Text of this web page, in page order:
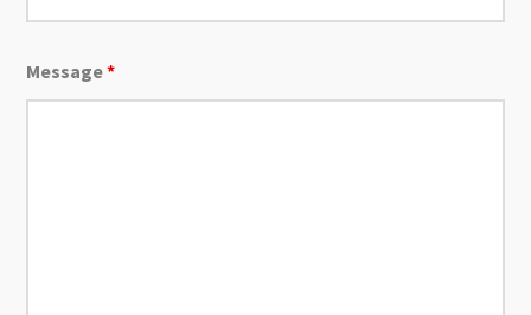
Message*